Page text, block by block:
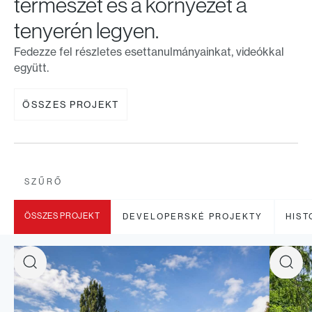
természet és a környezet a
tenyerén legyen.
Fedezze fel részletes esettanulmányainkat, videókkal
együtt.
ÖSSZES PROJEKT
SZŰRŐ
ÖSSZES PROJEKT DEVELOPERSKÉ PROJEKTY